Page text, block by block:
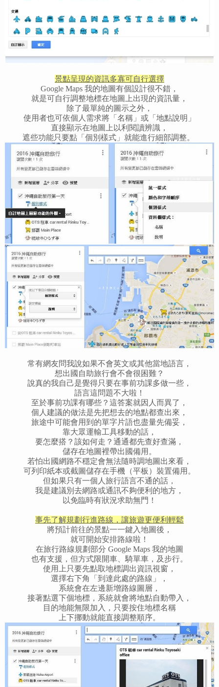
景點呈現的資訊多寡可自行選擇
Google Maps 我的地圖有個設計很不錯，
就是可自行調整地標在地圖上出現的資訊量，
除了最單純的圖示之外，
使用者也可依個人需求將「名稱」或「地點說明」
直接顯示在地圖上以利閱讀辨識，
遮些功能只要點「個別樣式」就能進行細部調整。
常有網友問我說如果不會英文或其他當地語言，
想出國自助旅行會不會很困難？
說真的我自己是覺得只要在事前功課多做一些，
語言這問題不大啦！
至於事前功課有哪些？這答案就因人而異了，
個人建議的做法是先把想去的地點都查出來，
旅途中可能會用到的單字片語也盡量先備妥，
靠大眾運輸工具移動的話，
要怎麼搭？該如何走？通通都先查好查滿，
儲存在地圖裡帶出國備用。
若怕出國網路不穩定會無法隨時調地圖出來看，
可列印紙本或截圖儲存在手機（平板）裝置備用。
但如果只有一個人旅行語言不通的話，
我是建議別去網路或通訊不夠便利的地方，
以免臨時有狀況求助無門！
事先了解規劃行進路線，讓旅遊更便利輕鬆
將預計前往的景點一一鍵入地圖後，
就可開始安排路線啦！
在旅行路線規劃部分 Google Maps 我的地圖
也有支援，但方式限開車、騎單車，及步行。
使用上只要先點取地標調出資訊視窗，
選擇右下角「到達此處的路線」，
系統會在左邊新增路線圖層，
接著點選下個地標，系統就會將地點自動帶入，
目的地能無限加入，只要按住地標名稱
上下挪動就能直接調整順序。